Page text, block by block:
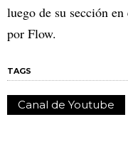
luego de su sección
por Flow.
TAGS
Canal de Youtube